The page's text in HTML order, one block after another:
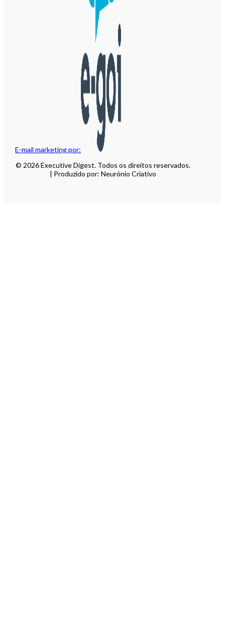
E-mail marketing por:
© 2026 Executive Digest. Todos os direitos reservados.
| Produzido por: Neurónio Criativo